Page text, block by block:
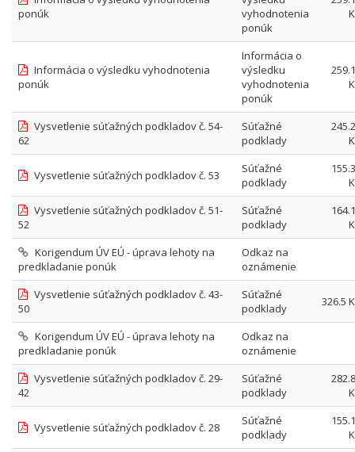
ponúk
vyhodnotenia
ponúk
Informácia o výsledku vyhodnotenia
ponúk
Informácia o
výsledku
vyhodnotenia
ponúk
Vysvetlenie súťažných podkladov č. 54-
62
Súťažné
podklady
Vysvetlenie súťažných podkladov č. 53
Súťažné
podklady
Vysvetlenie súťažných podkladov č. 51-
52
Súťažné
podklady
Korigendum ÚV EÚ - úprava lehoty na
predkladanie ponúk
Odkaz na
oznámenie
Vysvetlenie súťažných podkladov č. 43-
50
Súťažné
podklady
326.5
Korigendum ÚV EÚ - úprava lehoty na
predkladanie ponúk
Odkaz na
oznámenie
Vysvetlenie súťažných podkladov č. 29-
42
Súťažné
podklady
Vysvetlenie súťažných podkladov č. 28
Súťažné
podklady